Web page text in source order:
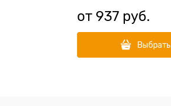
от 937 руб.
Выбрать